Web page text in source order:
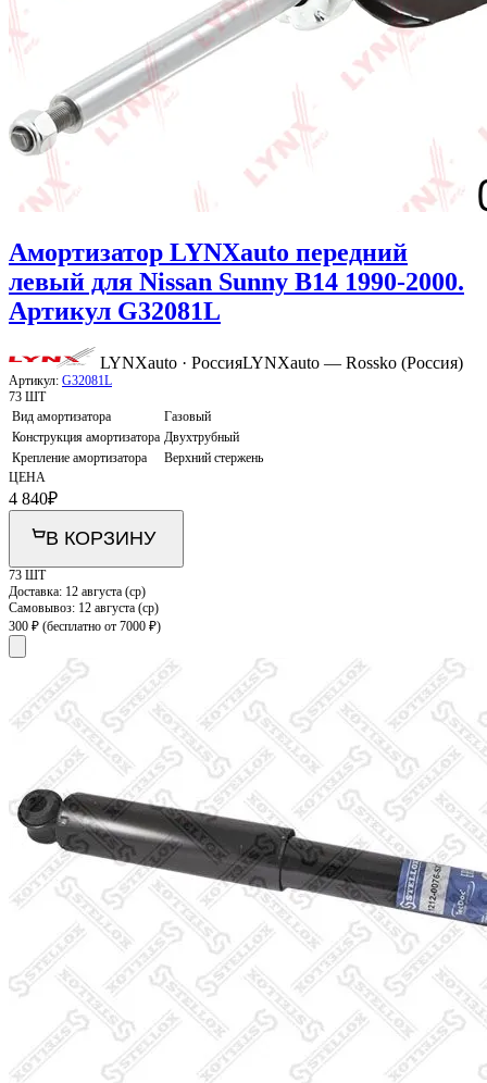
Амортизатор LYNXauto передний
левый для Nissan Sunny B14 1990-2000.
Артикул G32081L
LYNXauto · РоссияLYNXauto — Rossko (Россия)
Артикул: G32081L
73 ШТ
Вид амортизатора
Газовый
Конструкция амортизатора Двухтрубный
Крепление амортизатора
Верхний стержень
ЦЕНА
4 840₽
В КОРЗИНУ
73 ШТ
Доставка: 12 августа (ср)
Самовывоз: 12 августа (ср)
300 ₽ (бесплатно от 7000 ₽)